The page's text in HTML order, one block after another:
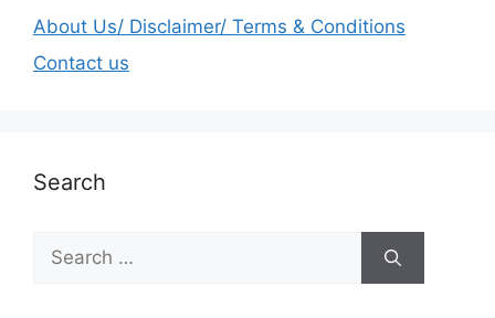
About Us/ Disclaimer/ Terms & Conditions
Contact us
Search